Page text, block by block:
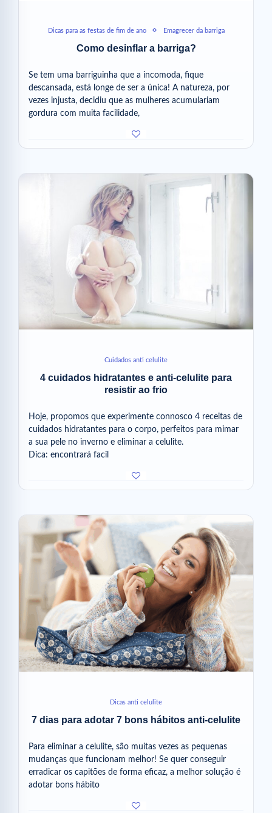
Dicas para as festas de fim de ano Emagrecer da barriga
Como desinflar a barriga?
Se tem uma barriguinha que a incomoda, fique
descansada, está longe de ser a única! A natureza, por
vezes injusta, decidiu que as mulheres acumulariam
gordura com muita facilidade,
Cuidados anti celulite
4 cuidados hidratantes e anti-celulite para
resistir ao frio
Hoje, propomos que experimente connosco 4 receitas de
cuidados hidratantes para o corpo, perfeitos para mimar
a sua pele no inverno e eliminar a celulite.
Dica: encontrará facil
Dicas anti celulite
7 dias para adotar 7 bons hábitos anti-celulite
Para eliminar a celulite, são muitas vezes as pequenas
mudanças que funcionam melhor! Se quer conseguir
erradicar os capitões de forma eficaz, a melhor solução é
adotar bons hábito